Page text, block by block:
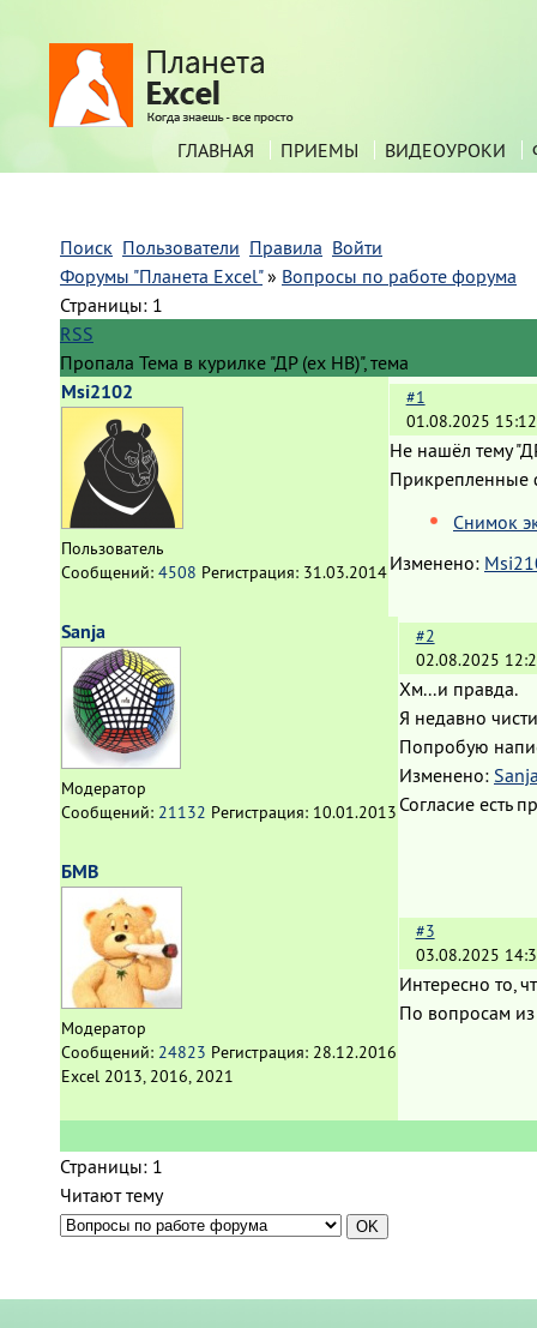
ГЛАВНАЯ ПРИЕМЫ ВИДЕОУРОКИ
Поиск Пользователи Правила Войти
Форумы "Планета Excel" » Вопросы по работе форума
Страницы: 1
RSS
Пропала Тема в курилке "ДР (ex HB)", тема
Msi2102
Пользователь
Сообщений: 4508 Регистрация: 31.03.2014
#1
01.08.2025
Не нашёл тему
Прикрепленные
Снимок
Изменено:
Sanja
Модератор
Сообщений: 21132 Регистрация: 10.01.2013
#2
02.08.2025
Хм...и правда.
Я недавно
Попробую
Изменено:
Согласие есть
БМВ
Модератор
Сообщений: 24823 Регистрация: 28.12.2016
Excel 2013, 2016, 2021
#3
03.08.2025
Интересно то,
По вопросам
Страницы: 1
Читают тему